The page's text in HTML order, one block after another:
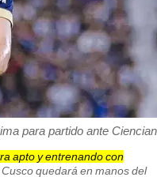
para partido ante
apto y entrenando con
quedará en manos del